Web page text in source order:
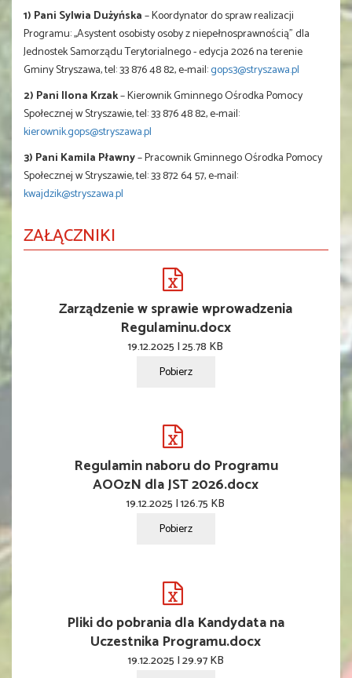
1) Pani Sylwia Dużyńska– Koordynator do spraw realizacji
Programu: ,,Asystent osobisty osoby z niepełnosprawnością" dla
Jednostek Samorządu Terytorialnego - edycja 2026 na terenie
Gminy Stryszawa, tel: 33 876 48 82, e-mail:gops3@stryszawa.pl
2) Pani Ilona Krzak– Kierownik Gminnego Ośrodka Pomocy
Społecznej w Stryszawie, tel: 33 876 48 82, e-mail:
kierownik.gops@stryszawa.pl
3) Pani Kamila Pławny– Pracownik Gminnego Ośrodka Pomocy
Społecznej w Stryszawie, tel: 33 872 64 57, e-mail:
kwajdzik@stryszawa.pl
ZAŁĄCZNIKI
Zarządzenie w sprawie wprowadzenia
Regulaminu.docx
19.12.2025 | 25.78 KB
Pobierz
Regulamin naboru do Programu
AOOzN dla JST 2026.docx
19.12.2025 | 126.75 KB
Pobierz
Pliki do pobrania dla Kandydata na
Uczestnika Programu.docx
19.12.2025 | 29.97 KB